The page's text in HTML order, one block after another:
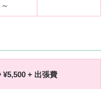
～
¥5,500 + 出張費